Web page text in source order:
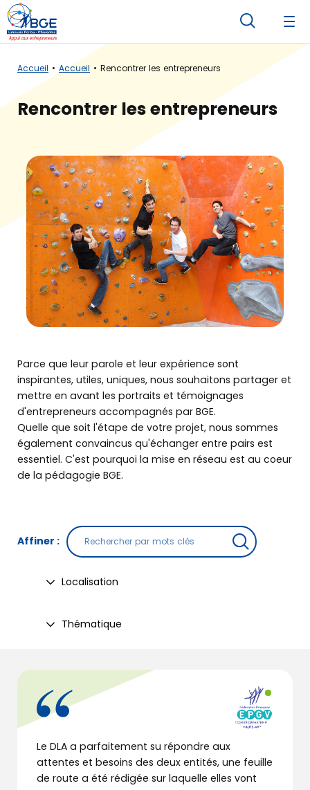
Accueil Accueil Rencontrer les entrepreneurs
Rencontrer les entrepreneurs
Parce que leur parole et leur expérience sont
inspirantes, utiles, uniques, nous souhaitons partager et
mettre en avant les portraits et témoignages
d'entrepreneurs accompagnés par BGE.
Quelle que soit l'étape de votre projet, nous sommes
également convaincus qu'échanger entre pairs est
essentiel. C'est pourquoi la mise en réseau est au coeur
de la pédagogie BGE.
Affiner :
Localisation
Thématique
Le DLA a parfaitement su répondre aux
attentes et besoins des deux entités, une feuille
de route a été rédigée sur laquelle elles vont